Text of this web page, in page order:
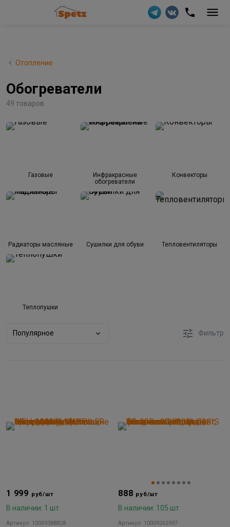
Отопление
Обогреватели
49 товаров
Газовые
Инфракрасные
обогреватели
Конвекторы
Радиаторы масляные Сушилки для обуви Тепловентиляторы
Теплопушки
Популярное Фильтр
1 999 руб/шт
В наличии: 1 шт
Артикул: 10009388828
888 руб/шт
В наличии: 105 шт
Артикул: 10009265997